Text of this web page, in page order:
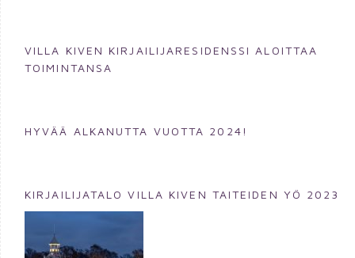
VILLA KIVEN KIRJAILIJARESIDENSSI ALOITTAA
TOIMINTANSA
HYVÄÄ ALKANUTTA VUOTTA 2024!
KIRJAILIJATALO VILLA KIVEN TAITEIDEN YÖ 2023